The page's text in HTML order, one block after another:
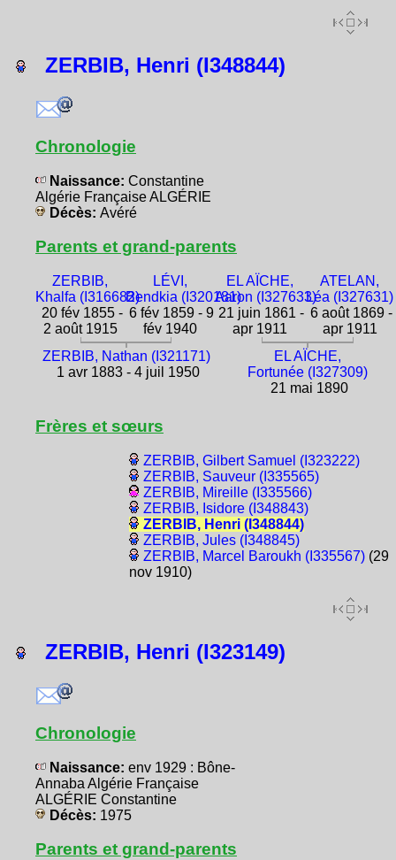
ZERBIB, Henri (I348844)
Chronologie
Naissance: Constantine
Algérie Française ALGÉRIE
Décès: Avéré
Parents et grand-parents
ZERBIB,
Khalfa (I316682)
20 fév 1855 -
2 août 1915
LÉVI,
Bendkia (I320181)
6 fév 1859 - 9
fév 1940
EL AÏCHE,
Aaron (I327633)
21 juin 1861 -
apr 1911
ATELAN,
Léa (I327631)
6 août 1869 -
apr 1911
ZERBIB, Nathan (I321171)
1 avr 1883 - 4 juil 1950
EL AÏCHE,
Fortunée (I327309)
21 mai 1890
Frères et sœurs
ZERBIB, Gilbert Samuel (I323222)
ZERBIB, Sauveur (I335565)
ZERBIB, Mireille (I335566)
ZERBIB, Isidore (I348843)
ZERBIB, Henri (I348844)
ZERBIB, Jules (I348845)
ZERBIB, Marcel Baroukh (I335567)(29
nov 1910)
ZERBIB, Henri (I323149)
Chronologie
Naissance: env 1929 : Bône-
Annaba Algérie Française
ALGÉRIE Constantine
Décès: 1975
Parents et grand-parents